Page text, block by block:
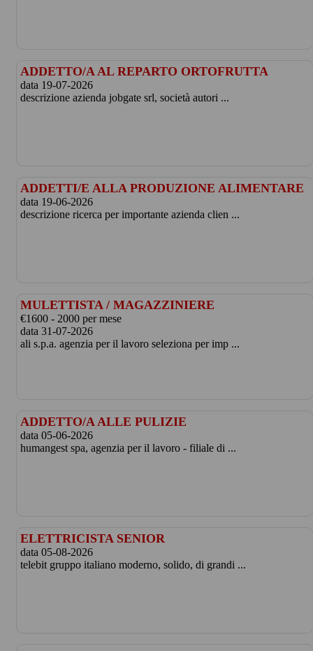
ADDETTO/A AL REPARTO ORTOFRUTTA
data 19-07-2026
descrizione azienda jobgate srl, società autori ...
ADDETTI/E ALLA PRODUZIONE ALIMENTARE
data 19-06-2026
descrizione ricerca per importante azienda clien ...
MULETTISTA / MAGAZZINIERE
€1600 - 2000 per mese
data 31-07-2026
ali s.p.a. agenzia per il lavoro seleziona per imp ...
ADDETTO/A ALLE PULIZIE
data 05-06-2026
humangest spa, agenzia per il lavoro - filiale di ...
ELETTRICISTA SENIOR
data 05-08-2026
telebit gruppo italiano moderno, solido, di grandi ...